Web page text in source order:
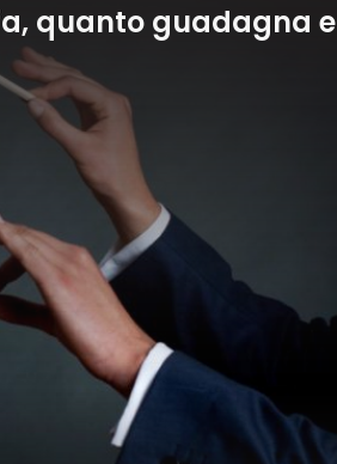
quanto guadagna e